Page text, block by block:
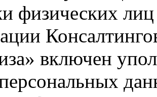
физических
включен